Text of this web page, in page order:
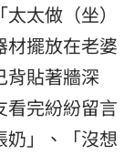
太做（坐）
材擺放在老婆
背貼著牆深
看完紛紛留言
奶」、「沒想